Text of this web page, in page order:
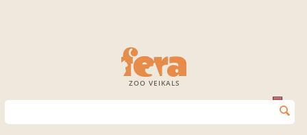
ZOO VEIKALS